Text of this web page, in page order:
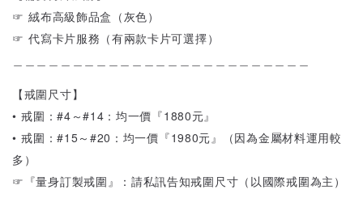
☞ 絨布高級飾品盒（灰色）
☞ 代寫卡片服務（有兩款卡片可選擇）
【戒圍尺寸】
• 戒圍：#4～#14：均一價『1880元』
• 戒圍：#15～#20：均一價『1980元』（因為金屬材料運用較
多）
☞『量身訂製戒圍』：請私訊告知戒圍尺寸（以國際戒圍為主）